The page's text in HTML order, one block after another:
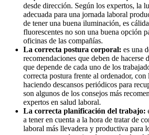
desde dirección. Según los expertos, la
adecuada para una jornada laboral
de tener una buena iluminación, es
fluorescentes no son una buena opción
oficinas de las compañías.
La correcta postura corporal: es una
recomendaciones que deben de hacerse
que depende de cada uno de los
correcta postura frente al ordenador, con
haciendo descansos periódicos para
son algunos de los consejos más
expertos en salud laboral.
La correcta planificación del trabajo:
a tener en cuenta a la hora de tratar de
laboral más llevadera y productiva para